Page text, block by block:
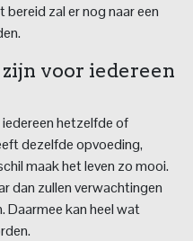
zal er nog naar een
voor iedereen
hetzelfde of
dezelfde opvoeding,
maak het leven zo mooi.
dan zullen verwachtingen
kan heel wat